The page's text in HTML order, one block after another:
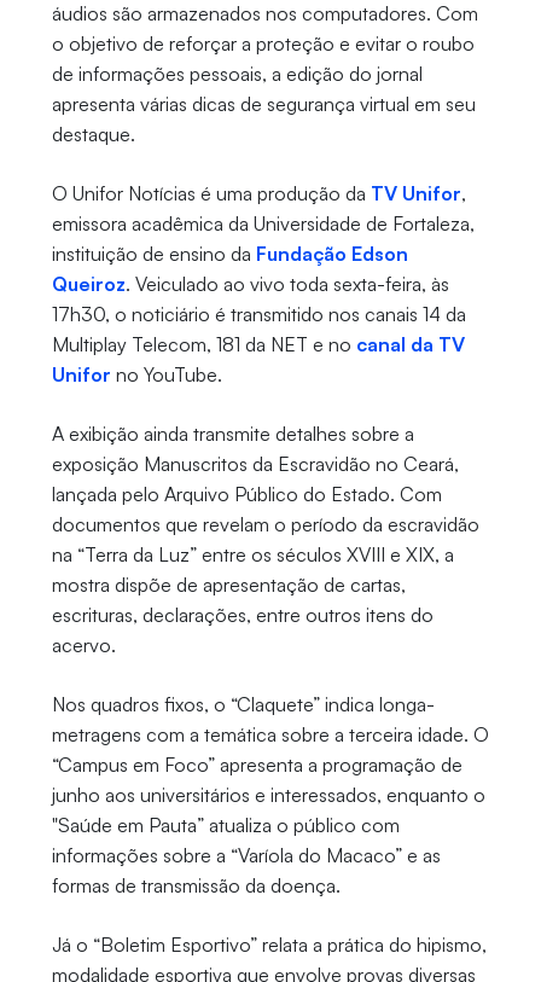
áudios são armazenados nos computadores. Com
o objetivo de reforçar a proteção e evitar o roubo
de informações pessoais, a edição do jornal
apresenta várias dicas de segurança virtual em seu
destaque.
O Unifor Notícias é uma produção da TV Unifor,
emissora acadêmica da Universidade de Fortaleza,
instituição de ensino da Fundação Edson
Queiroz. Veiculado ao vivo toda sexta-feira, às
17h30, o noticiário é transmitido nos canais 14 da
Multiplay Telecom, 181 da NET e no canal da TV
Unifor no YouTube.
A exibição ainda transmite detalhes sobre a
exposição Manuscritos da Escravidão no Ceará,
lançada pelo Arquivo Público do Estado. Com
documentos que revelam o período da escravidão
na “Terra da Luz” entre os séculos XVIII e XIX, a
mostra dispõe de apresentação de cartas,
escrituras, declarações, entre outros itens do
acervo.
Nos quadros fixos, o “Claquete” indica longa-
metragens com a temática sobre a terceira idade. O
“Campus em Foco” apresenta a programação de
junho aos universitários e interessados, enquanto o
"Saúde em Pauta” atualiza o público com
informações sobre a “Varíola do Macaco” e as
formas de transmissão da doença.
Já o “Boletim Esportivo” relata a prática do hipismo,
modalidade esportiva que envolve provas diversas